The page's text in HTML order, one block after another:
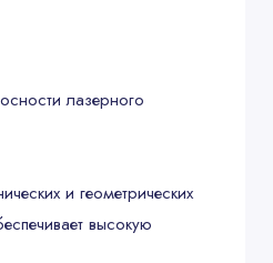
лазерного
и геометрических
высокую